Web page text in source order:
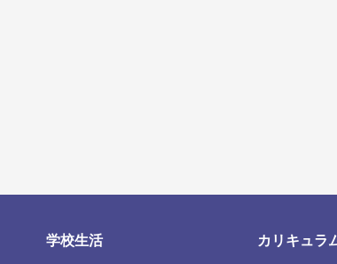
学校生活 カリキュラ